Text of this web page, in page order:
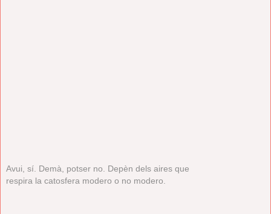
Avui, sí. Demà, potser no. Depèn dels aires que
respira la catosfera modero o no modero.